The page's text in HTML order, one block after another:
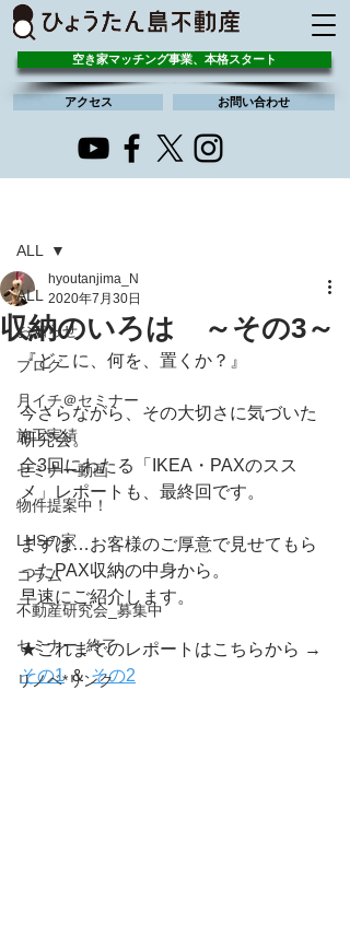
アクセス お問い合わせ
空き家マッチング事業、本格スタート
ALL
お知らせ
ブログ
月イチ＠セミナー
施工実績
セミナー動画
物件提案中！
LHSの家
コラム
不動産研究会_募集中
セミナー_終了
リノベ*リンク
ALL
収納のいろは ～その3～
hyoutanjima_N
2020年7月30日
『どこに、何を、置くか？』
今さらながら、その大切さに気づいた
研究会。
全3回にわたる「IKEA・PAXのスス
メ」レポートも、最終回です。
まずは…お客様のご厚意で見せてもら
ったPAX収納の中身から。
早速にご紹介します。
★これまでのレポートはこちらから →
その1 ＆ その2